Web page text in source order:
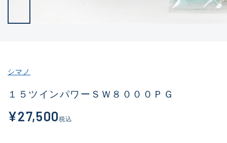
新商品 (2041)
シマノ
１５ツインパワーＳＷ８０００ＰＧ
¥27,500税込